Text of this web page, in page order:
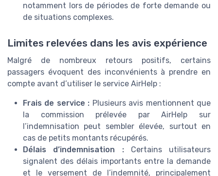
notamment lors de périodes de forte demande ou
de situations complexes.
Limites relevées dans les avis expérience
Malgré de nombreux retours positifs, certains
passagers évoquent des inconvénients à prendre en
compte avant d’utiliser le service AirHelp :
Frais de service : Plusieurs avis mentionnent que
la commission prélevée par AirHelp sur
l’indemnisation peut sembler élevée, surtout en
cas de petits montants récupérés.
Délais d’indemnisation :Certains utilisateurs
signalent des délais importants entre la demande
et le versement de l’indemnité, principalement